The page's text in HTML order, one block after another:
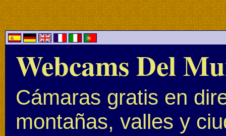
Webcams Del
Cámaras gratis en
montañas, valles y